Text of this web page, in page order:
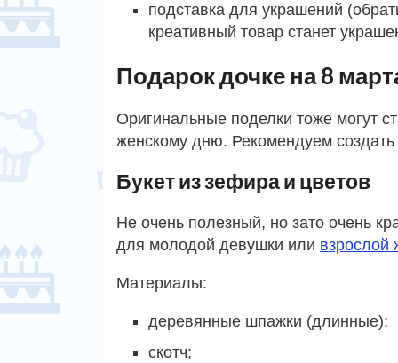
подставка для украшений
креативный товар станет
Подарок дочке на 8
Оригинальные поделки тоже могут
женскому дню. Рекомендуем
Букет из зефира и цветов
Не очень полезный, но зато очень
для молодой девушки или
Материалы:
деревянные шпажки (длинные);
скотч;